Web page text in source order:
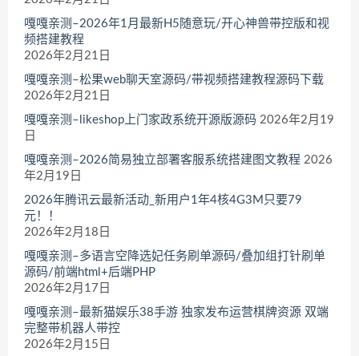
嘎嘎亲测–2026年1月最新H5随意玩/开心神兽带控版和视
频搭建教程
2026年2月21日
嘎嘎亲测–松果web聊天室源码/带视频搭建教程源码下载
2026年2月21日
嘎嘎亲测–likeshop上门家政系统开源版源码 2026年2月19
日
嘎嘎亲测–2026简易独立部署客服系统搭建图文教程 2026
年2月19日
2026年腾讯云最新活动_新用户1年4核4G3M只要79
元！！
2026年2月18日
嘎嘎亲测–多语言空降选妃任务刷单源码/叠加组打针刷单
源码/前端html+后端PHP
2026年2月17日
嘎嘎亲测–最新猫娱乐38手游 独家发布运营棋牌资源 双端
完整带机器人带控
2026年2月15日